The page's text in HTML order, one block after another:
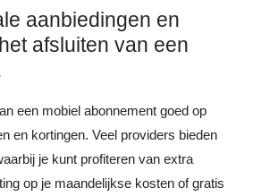
aanbiedingen en
afsluiten van een
een mobiel abonnement goed op
en kortingen. Veel providers bieden
je kunt profiteren van extra
op je maandelijkse kosten of gratis